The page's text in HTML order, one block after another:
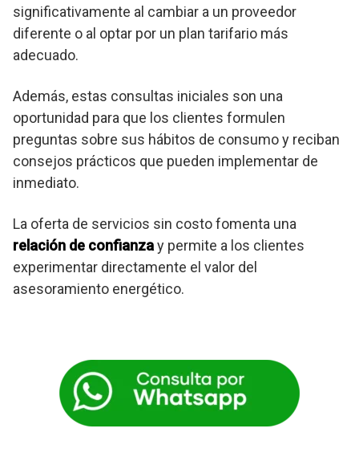
significativamente al cambiar a un proveedor
diferente o al optar por un plan tarifario más
adecuado.
Además, estas consultas iniciales son una
oportunidad para que los clientes formulen
preguntas sobre sus hábitos de consumo y reciban
consejos prácticos que pueden implementar de
inmediato.
La oferta de servicios sin costo fomenta una
relación de confianzay permite a los clientes
experimentar directamente el valor del
asesoramiento energético.